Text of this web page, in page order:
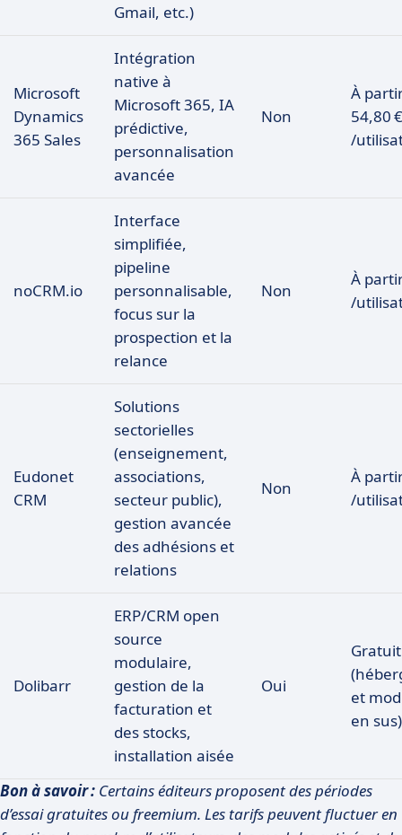
Gmail, etc.)
Microsoft
Dynamics
365 Sales
Intégration
native à
Microsoft 365, IA
prédictive,
personnalisation
avancée
Non
À
54,80 €
/
noCRM.io
Interface
simplifiée,
pipeline
personnalisable,
focus sur la
prospection et la
relance
Non
À
/
Eudonet
CRM
Solutions
sectorielles
(enseignement,
associations,
secteur public),
gestion avancée
des adhésions et
relations
Non
À
/
Dolibarr
ERP/CRM open
source
modulaire,
gestion de la
facturation et
des stocks,
installation aisée
Oui
Gratuit
et
en sus)
Bon à savoir : Certains éditeurs proposent des périodes
d’essai gratuites ou freemium. Les tarifs peuvent fluctuer en